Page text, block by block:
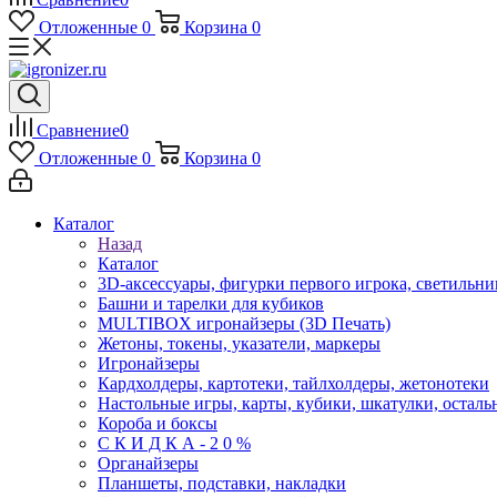
Отложенные 0 Корзина 0
Сравнение0
Отложенные 0 Корзина 0
Каталог
Назад
Каталог
3D-аксессуары, фигурки первого игрока,
Башни и тарелки для кубиков
MULTIBOX игронайзеры (3D Печать)
Жетоны, токены, указатели, маркеры
Игронайзеры
Кардхолдеры, картотеки, тайлхолдеры, жетонотеки
Настольные игры, карты, кубики, шкатулки,
Короба и боксы
С К И Д К А - 2 0 %
Органайзеры
Планшеты, подставки, накладки